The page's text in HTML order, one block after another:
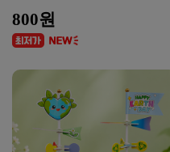
800원